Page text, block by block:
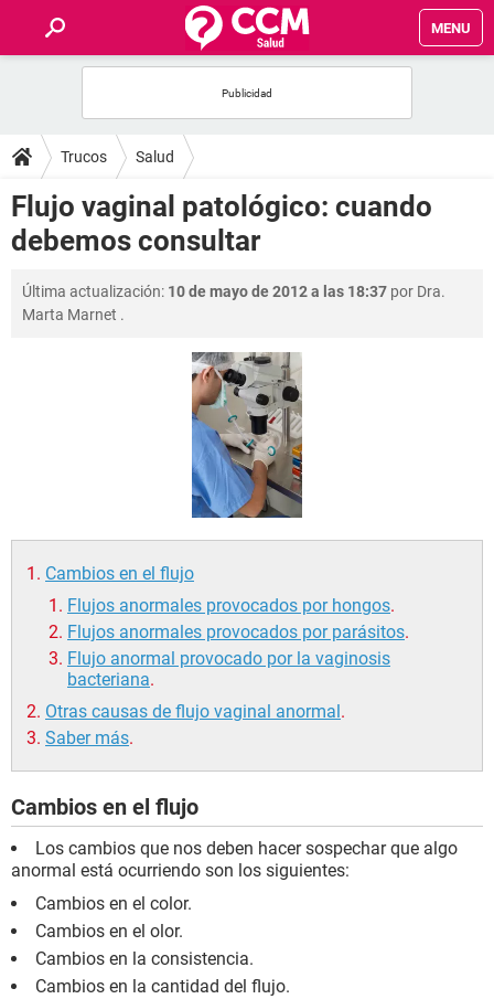
MENU
FOROS
SALUD
FAMILIA
NUTRICIÓN
Trucos Salud
Flujo vaginal patológico: cuando
debemos consultar
Última actualización: 10 de mayo de 2012 a las 18:37 por Dra.
Marta Marnet .
Cambios en el flujo
Flujos anormales provocados por hongos.
Flujos anormales provocados por parásitos.
Flujo anormal provocado por la vaginosis
bacteriana.
Otras causas de flujo vaginal anormal .
Saber más.
Cambios en el flujo
Los cambios que nos deben hacer sospechar que algo
anormal está ocurriendo son los siguientes:
Cambios en el color.
Cambios en el olor.
Cambios en la consistencia.
Cambios en la cantidad del flujo.